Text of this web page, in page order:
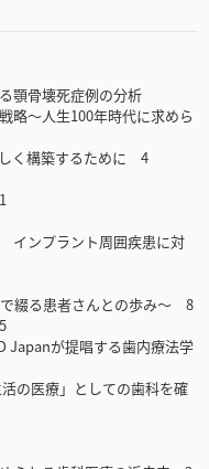
顎骨壊死症例の分析
～人生100年時代に求めら
く構築するために 4
インプラント周囲疾患に対
綴る患者さんとの歩み～ 8
Japanが提唱する歯内療法学
の医療」としての歯科を確